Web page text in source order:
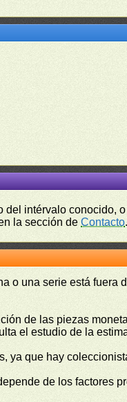
intérvalo conocido,
la sección deContacto
o una serie está fuera
de las piezas
el estudio de la
ya que hay
de los factores